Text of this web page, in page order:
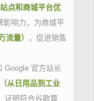
点和商城平台优
影响力，为商城平
量） ，促进销售
Google 官方站长
从日用品到工业
证明符合谷歌算